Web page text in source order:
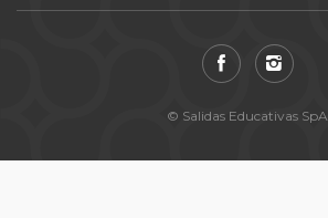
© Salidas Educativas SpA